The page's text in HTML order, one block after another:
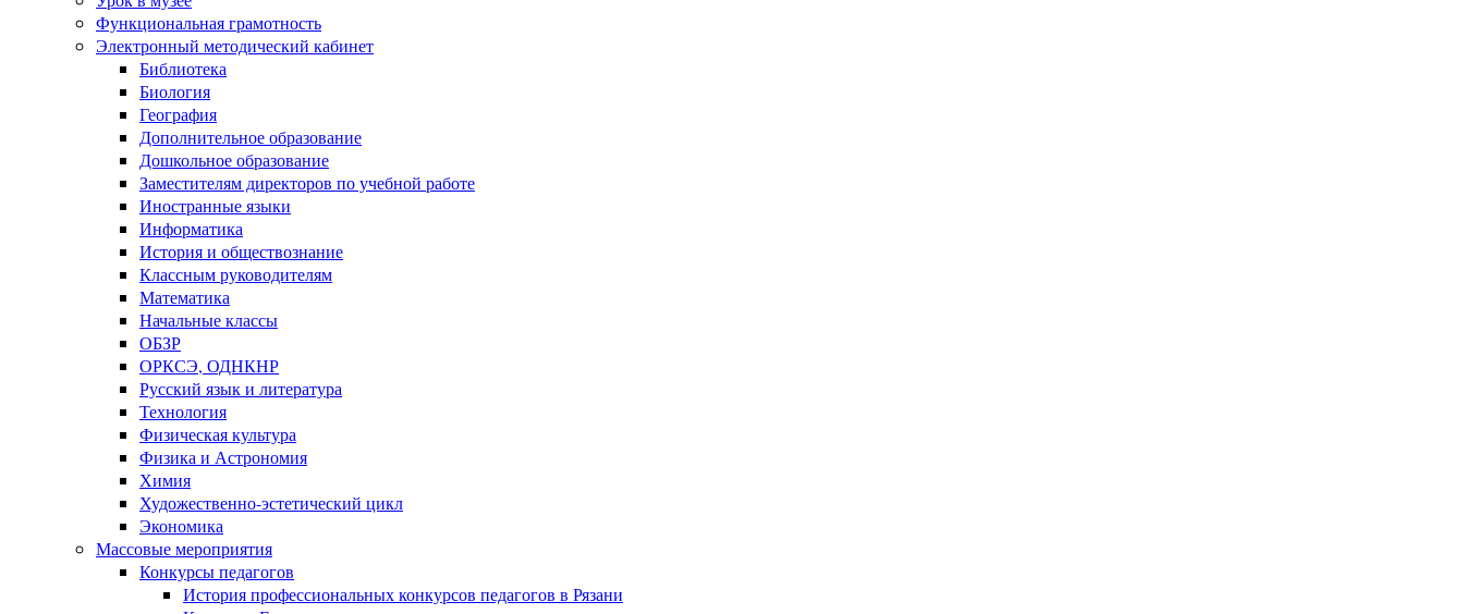
Функциональная грамотность
Электронный методический кабинет
Библиотека
Биология
География
Дополнительное образование
Дошкольное образование
Заместителям директоров по учебной работе
Иностранные языки
Информатика
История и обществознание
Классным руководителям
Математика
Начальные классы
ОБЗР
ОРКСЭ, ОДНКНР
Русский язык и литература
Технология
Физическая культура
Физика и Астрономия
Химия
Художественно-эстетический цикл
Экономика
Массовые мероприятия
Конкурсы педагогов
История профессиональных конкурсов педагогов в Рязани